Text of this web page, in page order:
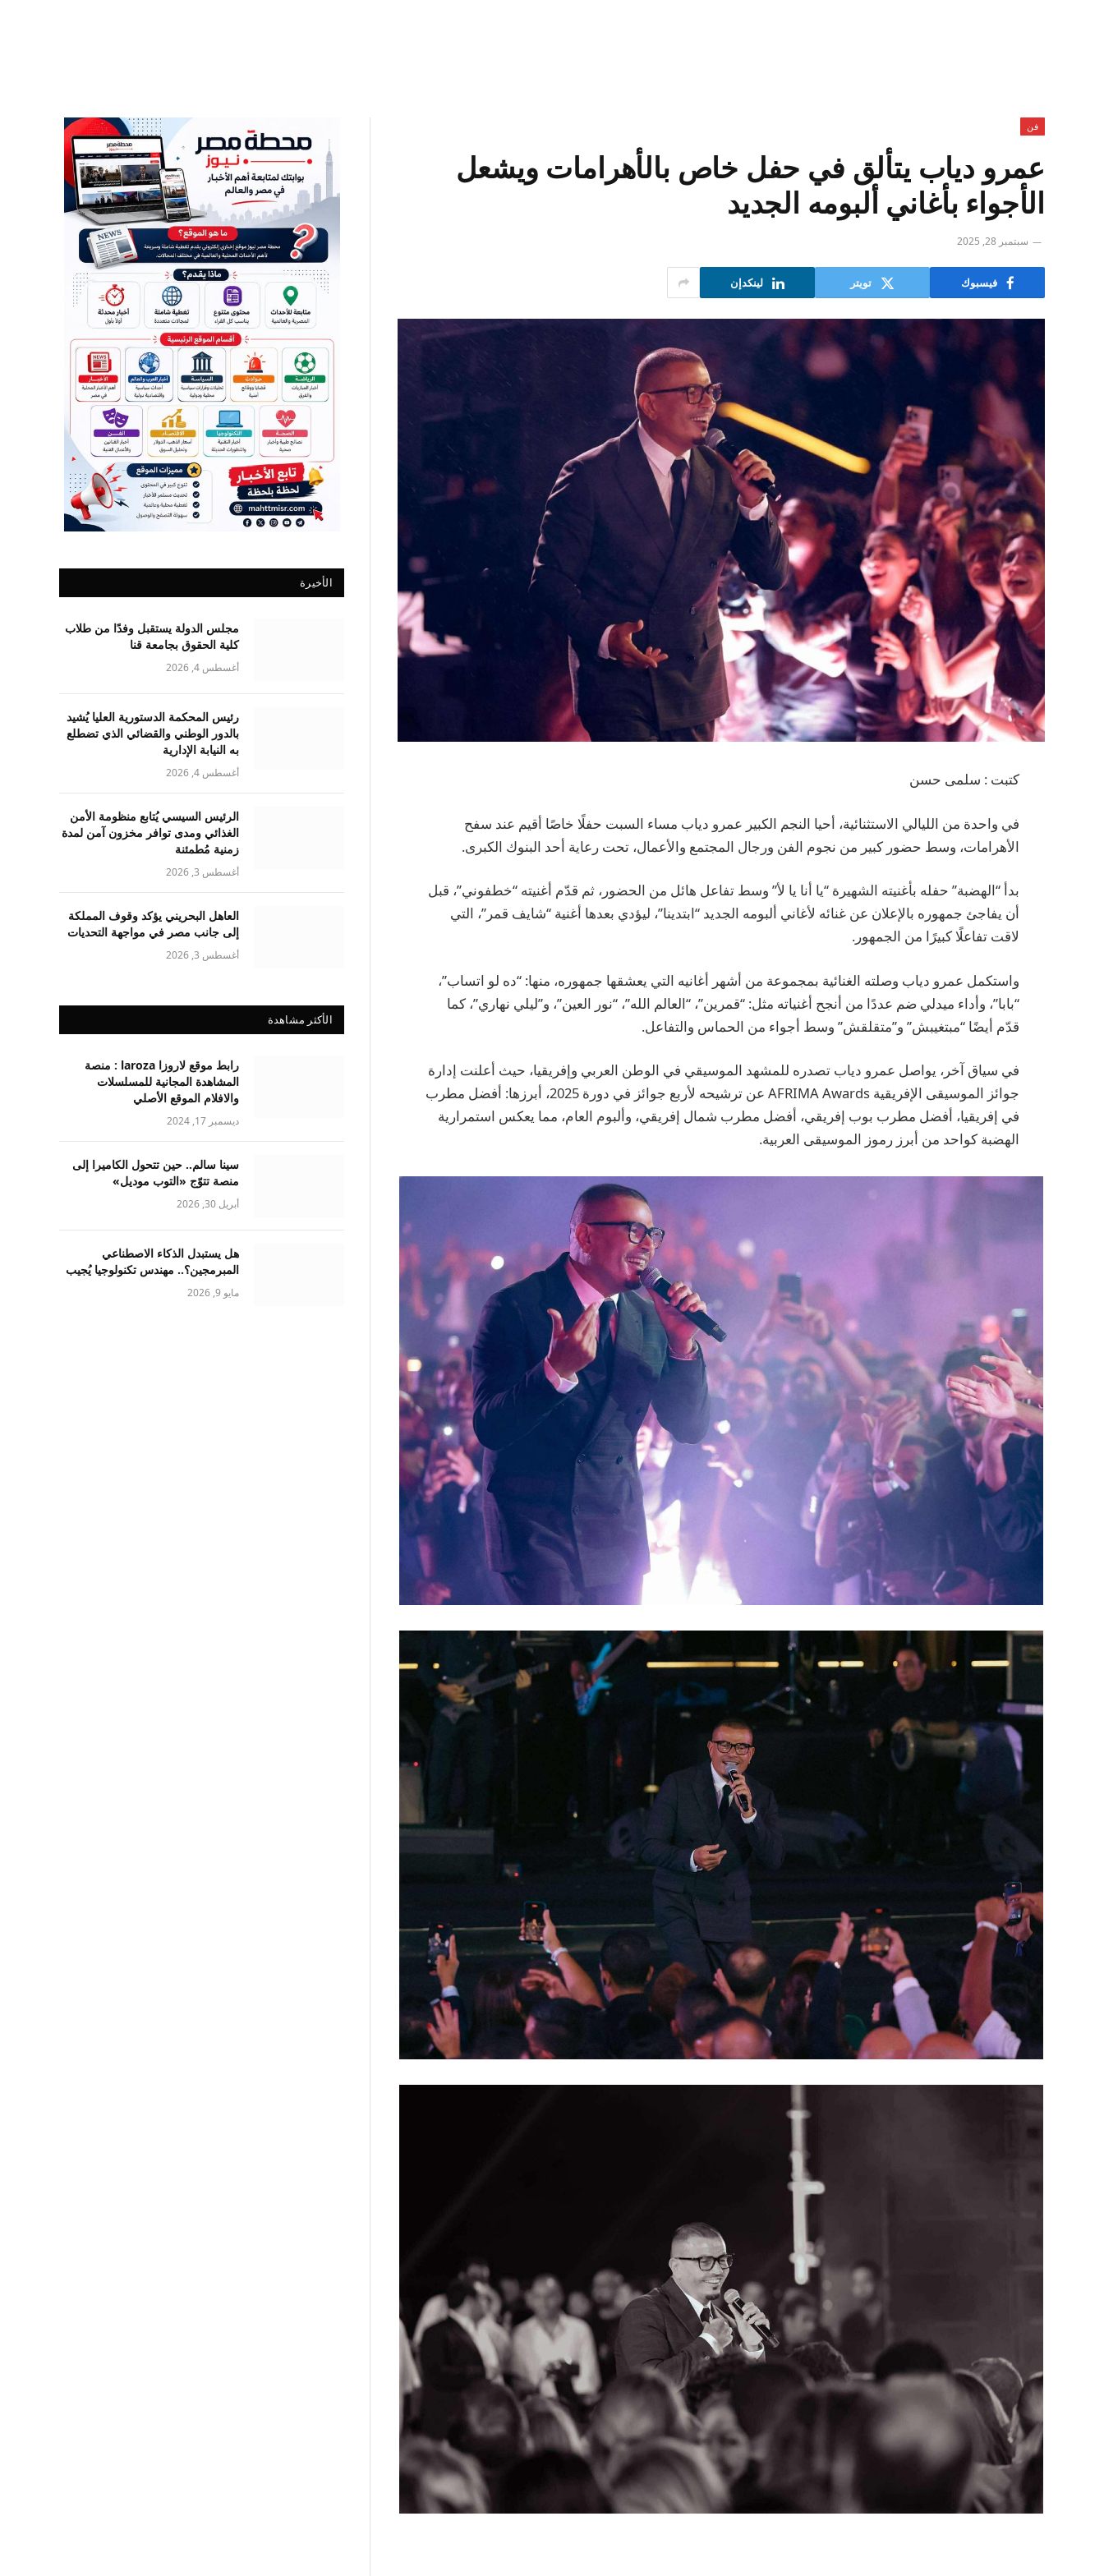
فن
عمرو دياب يتألق في حفل خاص بالأهرامات ويشعل
الأجواء بأغاني ألبومه الجديد
سبتمبر 28, 2025
فيسبوك تويتر لينكدإن
كتبت : سلمى حسن
في واحدة من الليالي الاستثنائية، أحيا النجم الكبير عمرو دياب مساء السبت حفلًا خاصًا أقيم عند سفح
الأهرامات، وسط حضور كبير من نجوم الفن ورجال المجتمع والأعمال، تحت رعاية أحد البنوك الكبرى.
بدأ “الهضبة” حفله بأغنيته الشهيرة “يا أنا يا لأ” وسط تفاعل هائل من الحضور، ثم قدّم أغنيته “خطفوني”، قبل
أن يفاجئ جمهوره بالإعلان عن غنائه لأغاني ألبومه الجديد “ابتدينا”، ليؤدي بعدها أغنية “شايف قمر”، التي
لاقت تفاعلًا كبيرًا من الجمهور.
واستكمل عمرو دياب وصلته الغنائية بمجموعة من أشهر أغانيه التي يعشقها جمهوره، منها: “ده لو اتساب”،
“بابا”، وأداء ميدلي ضم عددًا من أنجح أغنياته مثل: “قمرين”، “العالم الله”، “نور العين”، و”ليلي نهاري”، كما
قدّم أيضًا “مبتغيبش” و”متقلقش” وسط أجواء من الحماس والتفاعل.
في سياق آخر، يواصل عمرو دياب تصدره للمشهد الموسيقي في الوطن العربي وإفريقيا، حيث أعلنت إدارة
جوائز الموسيقى الإفريقية AFRIMA Awards عن ترشيحه لأربع جوائز في دورة 2025، أبرزها: أفضل مطرب
في إفريقيا، أفضل مطرب بوب إفريقي، أفضل مطرب شمال إفريقي، وألبوم العام، مما يعكس استمرارية
الهضبة كواحد من أبرز رموز الموسيقى العربية.
الأخيرة
مجلس الدولة يستقبل وفدًا من طلاب
كلية الحقوق بجامعة قنا
أغسطس 4, 2026
رئيس المحكمة الدستورية العليا يُشيد
بالدور الوطني والقضائي الذي تضطلع
به النيابة الإدارية
أغسطس 4, 2026
الرئيس السيسي يُتابع منظومة الأمن
الغذائي ومدى توافر مخزون آمن لمدة
زمنية مُطمئنة
أغسطس 3, 2026
العاهل البحريني يؤكد وقوف المملكة
إلى جانب مصر في مواجهة التحديات
أغسطس 3, 2026
الأكثر مشاهدة
رابط موقع لاروزا laroza : منصة
المشاهدة المجانية للمسلسلات
والافلام الموقع الأصلي
ديسمبر 17, 2024
سينا سالم.. حين تتحول الكاميرا إلى
منصة تتوّج «التوب موديل»
أبريل 30, 2026
هل يستبدل الذكاء الاصطناعي
المبرمجين؟.. مهندس تكنولوجيا يُجيب
مايو 9, 2026